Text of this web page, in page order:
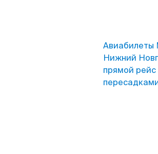
Авиабилеты
Нижний
прямой рейс